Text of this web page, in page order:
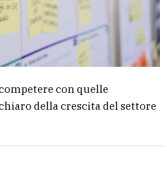
con quelle
della crescita del settore